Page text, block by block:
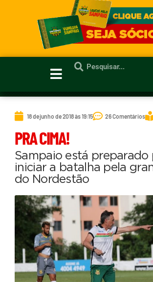
18 de junho de 2018 às 19:15 26 Comentários
PRA CIMA!
Sampaio está preparado
iniciar a batalha pela
do Nordestão